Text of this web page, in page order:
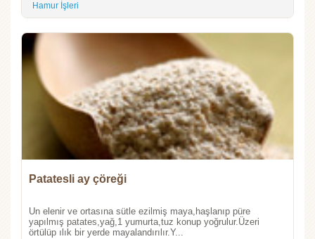
Hamur İşleri
Patatesli ay çöreği
Un elenir ve ortasına sütle ezilmiş maya,haşlanıp püre
yapılmış patates,yağ,1 yumurta,tuz konup yoğrulur.Üzeri
örtülüp ılık bir yerde mayalandırılır.Y...